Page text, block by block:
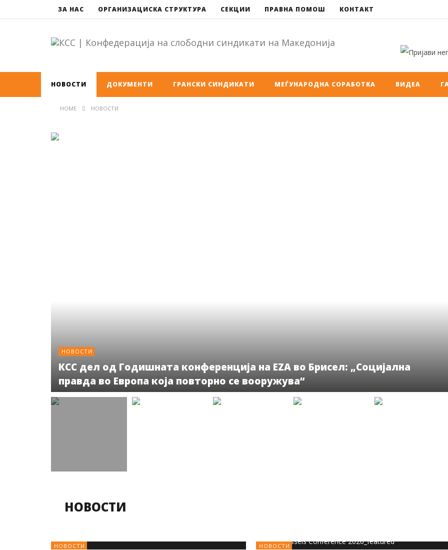
ЗА НАС ОРГАНИЗАЦИСКА СТРУКТУРА СЕКЦИИ ПРАВНА ПОМОШ КОНТАКТ
НОВОСТИ ДОКУМЕНТИ ГРАНСКИ СИНДИКАТИ МЕЃУНАРОДНА СОРАБОТКА ВИДЕА
HOME НОВОСТИ
НОВОСТИ
КСС дел од Годишната конференција на EZA во Брисел: „Социјална
правда во Европа која повторно се вооружува“
НОВОСТИ
НОВОСТИ НОВОСТИ